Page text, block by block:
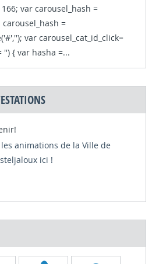
var carousel_hash =
=
var carousel_cat_id_click=
'') { var hasha =...
animations de la Ville de
ici !